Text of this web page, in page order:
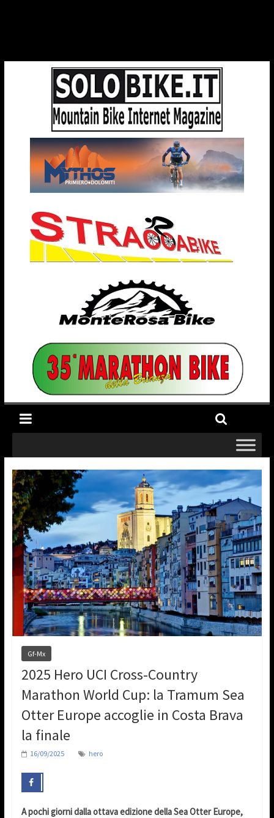
Gf-Mx
2025 Hero UCI Cross-Country
Marathon World Cup: la Tramum Sea
Otter Europe accoglie in Costa Brava
la finale
16/09/2025 hero
A pochi giorni dalla ottava edizione della Sea Otter Europe,